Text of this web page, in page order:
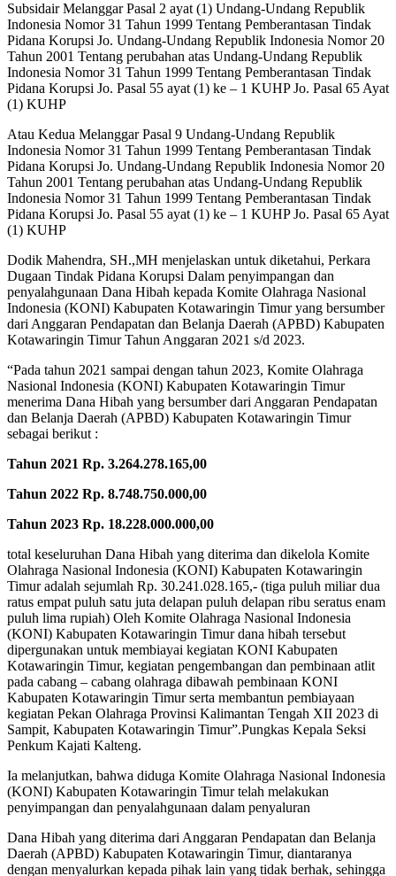
Subsidair Melanggar Pasal 2 ayat (1) Undang-Undang Republik
Indonesia Nomor 31 Tahun 1999 Tentang Pemberantasan Tindak
Pidana Korupsi Jo. Undang-Undang Republik Indonesia Nomor 20
Tahun 2001 Tentang perubahan atas Undang-Undang Republik
Indonesia Nomor 31 Tahun 1999 Tentang Pemberantasan Tindak
Pidana Korupsi Jo. Pasal 55 ayat (1) ke – 1 KUHP Jo. Pasal 65 Ayat
(1) KUHP
Atau Kedua Melanggar Pasal 9 Undang-Undang Republik
Indonesia Nomor 31 Tahun 1999 Tentang Pemberantasan Tindak
Pidana Korupsi Jo. Undang-Undang Republik Indonesia Nomor 20
Tahun 2001 Tentang perubahan atas Undang-Undang Republik
Indonesia Nomor 31 Tahun 1999 Tentang Pemberantasan Tindak
Pidana Korupsi Jo. Pasal 55 ayat (1) ke – 1 KUHP Jo. Pasal 65 Ayat
(1) KUHP
Dodik Mahendra, SH.,MH menjelaskan untuk diketahui, Perkara
Dugaan Tindak Pidana Korupsi Dalam penyimpangan dan
penyalahgunaan Dana Hibah kepada Komite Olahraga Nasional
Indonesia (KONI) Kabupaten Kotawaringin Timur yang bersumber
dari Anggaran Pendapatan dan Belanja Daerah (APBD) Kabupaten
Kotawaringin Timur Tahun Anggaran 2021 s/d 2023.
“Pada tahun 2021 sampai dengan tahun 2023, Komite Olahraga
Nasional Indonesia (KONI) Kabupaten Kotawaringin Timur
menerima Dana Hibah yang bersumber dari Anggaran Pendapatan
dan Belanja Daerah (APBD) Kabupaten Kotawaringin Timur
sebagai berikut :
Tahun 2021 Rp. 3.264.278.165,00
Tahun 2022 Rp. 8.748.750.000,00
Tahun 2023 Rp. 18.228.000.000,00
total keseluruhan Dana Hibah yang diterima dan dikelola Komite
Olahraga Nasional Indonesia (KONI) Kabupaten Kotawaringin
Timur adalah sejumlah Rp. 30.241.028.165,- (tiga puluh miliar dua
ratus empat puluh satu juta delapan puluh delapan ribu seratus enam
puluh lima rupiah) Oleh Komite Olahraga Nasional Indonesia
(KONI) Kabupaten Kotawaringin Timur dana hibah tersebut
dipergunakan untuk membiayai kegiatan KONI Kabupaten
Kotawaringin Timur, kegiatan pengembangan dan pembinaan atlit
pada cabang – cabang olahraga dibawah pembinaan KONI
Kabupaten Kotawaringin Timur serta membantun pembiayaan
kegiatan Pekan Olahraga Provinsi Kalimantan Tengah XII 2023 di
Sampit, Kabupaten Kotawaringin Timur”.Pungkas Kepala Seksi
Penkum Kajati Kalteng.
Ia melanjutkan, bahwa diduga Komite Olahraga Nasional Indonesia
(KONI) Kabupaten Kotawaringin Timur telah melakukan
penyimpangan dan penyalahgunaan dalam penyaluran
Dana Hibah yang diterima dari Anggaran Pendapatan dan Belanja
Daerah (APBD) Kabupaten Kotawaringin Timur, diantaranya
dengan menyalurkan kepada pihak lain yang tidak berhak, sehingga